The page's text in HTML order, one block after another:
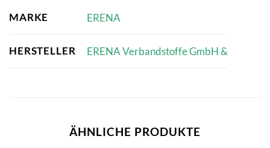
MARKE ERENA
HERSTELLER ERENA Verbandstoffe GmbH &
ÄHNLICHE PRODUKTE